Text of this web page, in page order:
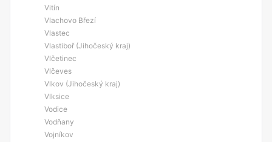
Vitín
Vlachovo Březí
Vlastec
Vlastiboř (Jihočeský kraj)
Vlčetinec
Vlčeves
Vlkov (Jihočeský kraj)
Vlksice
Vodice
Vodňany
Vojníkov